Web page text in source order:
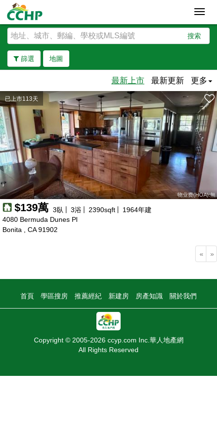
搜索
篩選 地圖
去除邊界
最新上市 最新更新 更多
已上市113天
物业费(HOA):無
$139萬 3臥 3浴 2390sqft 1964年建
4080 Bermuda Dunes Pl
Bonita , CA 91902
« »
首頁 學區搜房 推薦經紀 新建房 房產知識 關於我們
Copyright © 2005-2026 ccyp.com Inc.華人地產網
All Rights Reserved